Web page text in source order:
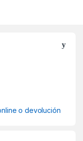
o devolución